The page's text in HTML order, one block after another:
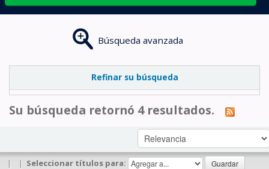
Búsqueda avanzada
Refinar su búsqueda
Su búsqueda retornó 4 resultados.
| | Seleccionar títulos para: